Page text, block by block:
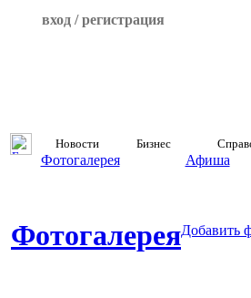
вход / регистрация
Новости Бизнес
Фотогалерея Афиша
ФотогалереяДобавить